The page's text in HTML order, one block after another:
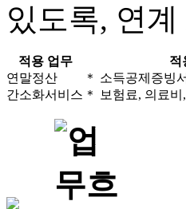
있도록, 연
적용 업무
적
연말정산
간소화서비스
＊ 소득공제증빙
＊ 보험료, 의료